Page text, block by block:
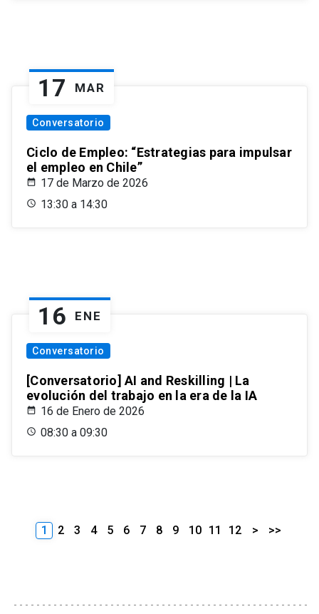
17 MAR
Conversatorio
Ciclo de Empleo: “Estrategias para impulsar
el empleo en Chile”
17 de Marzo de 2026
13:30 a 14:30
16 ENE
Conversatorio
[Conversatorio] AI and Reskilling | La
evolución del trabajo en la era de la IA
16 de Enero de 2026
08:30 a 09:30
1 2 3 4 5 6 7 8 9 10 11 12 > >>